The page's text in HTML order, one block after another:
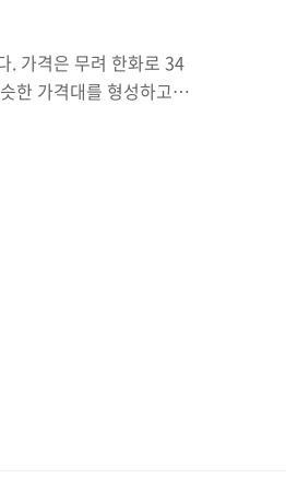
가격은 무려 한화로 34
한 가격대를 형성하고
끝나면 몇가지 설문조